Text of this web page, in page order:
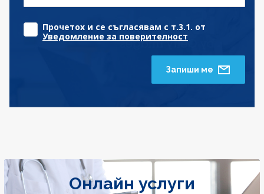
Прочетох и се съгласявам с т.3.1. от
Уведомление за поверителност
Запиши ме
Онлайн услуги